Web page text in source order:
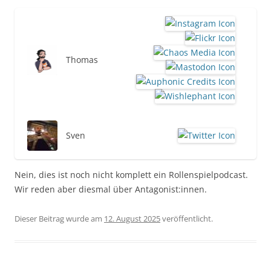
Thomas
Sven
Nein, dies ist noch nicht komplett ein Rollenspielpodcast.
Wir reden aber diesmal über Antagonist:innen.
Dieser Beitrag wurde am 12. August 2025veröffentlicht.